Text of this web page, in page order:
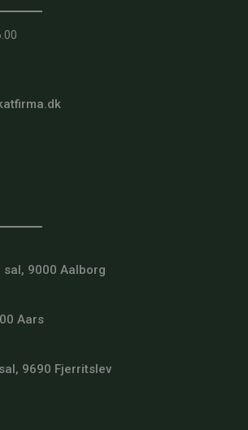
9000 Aalborg
Aars
9690 Fjerritslev